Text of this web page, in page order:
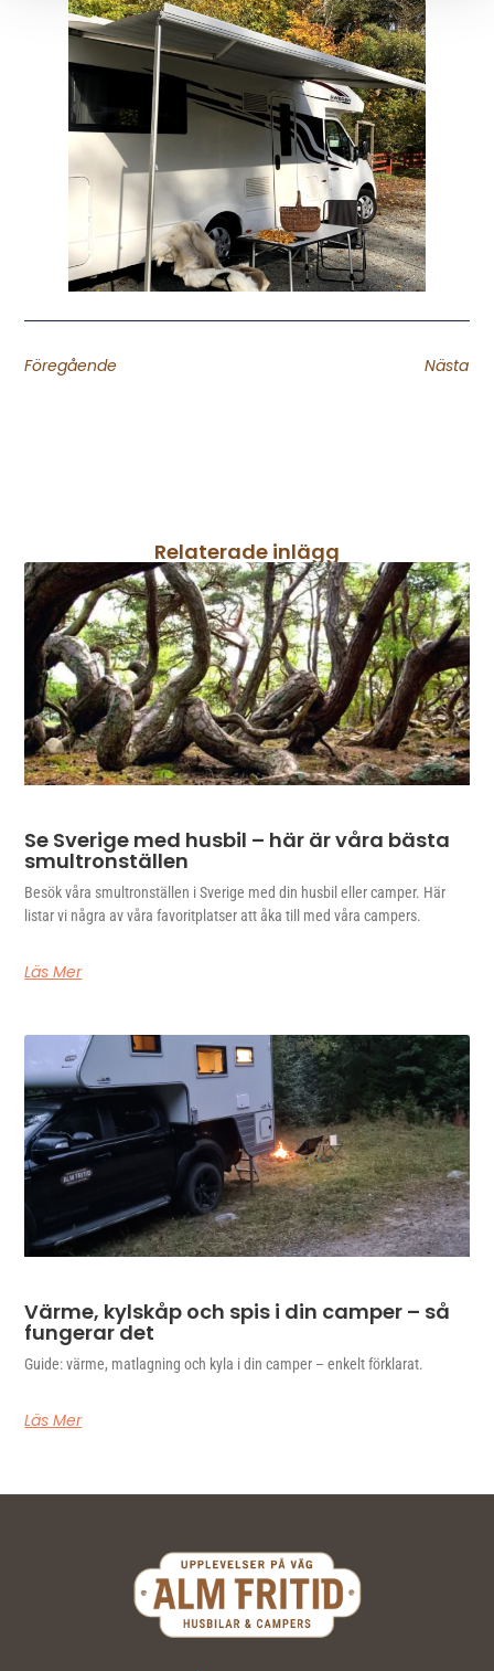
Föregående Nästa
Relaterade inlägg
Se Sverige med husbil – här är våra bästa
smultronställen
Besök våra smultronställen i Sverige med din husbil eller camper. Här
listar vi några av våra favoritplatser att åka till med våra campers.
Läs Mer
Värme, kylskåp och spis i din camper – så
fungerar det
Guide: värme, matlagning och kyla i din camper – enkelt förklarat.
Läs Mer